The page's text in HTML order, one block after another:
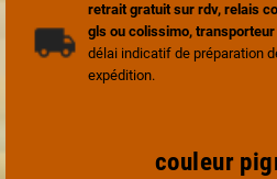
retrait gratuit sur rdv, relais
gls ou colissimo, transporteur
délai indicatif de préparation
expédition.
couleur